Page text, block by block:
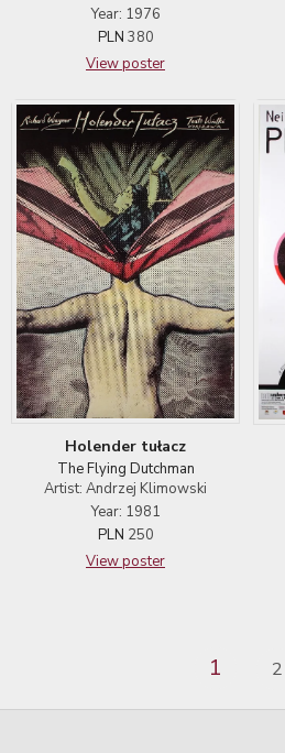
Year: 1976
PLN 380
View poster
Holender tułacz
The Flying Dutchman
Artist: Andrzej Klimowski
Year: 1981
PLN 250
View poster
1 2